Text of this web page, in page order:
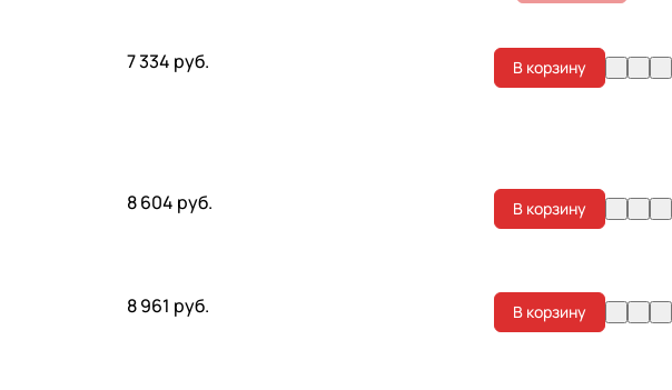
7 334 руб. В корзину
8 604 руб. В корзину
8 961 руб. В корзину